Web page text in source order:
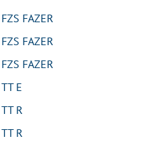
FAZER
FAZER
FAZER
E
R
R